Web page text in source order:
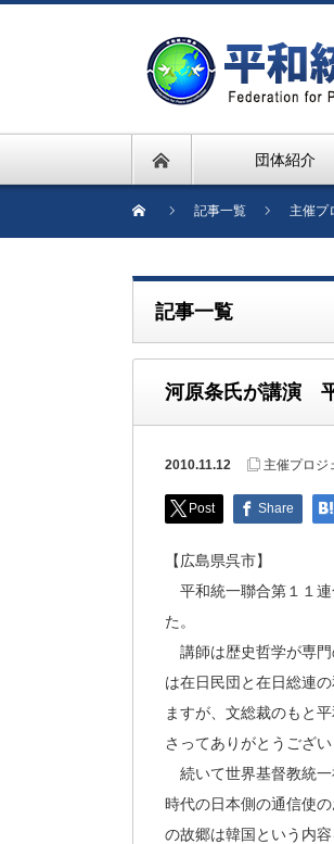
団体紹介
記事一覧 主催プ
記事一覧
河原条氏が講演
2010.11.12 主催プロジ
Post Share
【広島県呉市】
平和統一聯合第１１連
た。
講師は歴史哲学が専門
は在日民団と在日総連
ますが、文総裁のもと
さってありがとうござい
続いて世界基督教統一
時代の日本側の通信使
の故郷は韓国という内